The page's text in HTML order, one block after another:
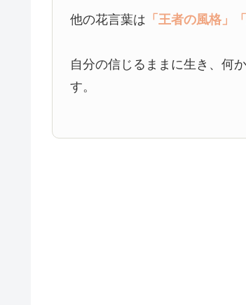
他の花言葉は 「王者の風格」
自分の信じるままに生き、何
す。